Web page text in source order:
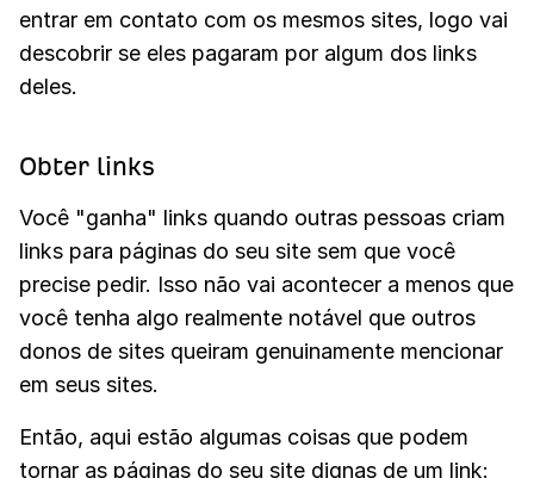
entrar em contato com os mesmos sites, logo vai
descobrir se eles pagaram por algum dos links
deles.
Obter links
Você "ganha" links quando outras pessoas criam
links para páginas do seu site sem que você
precise pedir. Isso não vai acontecer a menos que
você tenha algo realmente notável que outros
donos de sites queiram genuinamente mencionar
em seus sites.
Então, aqui estão algumas coisas que podem
tornar as páginas do seu site dignas de um link: